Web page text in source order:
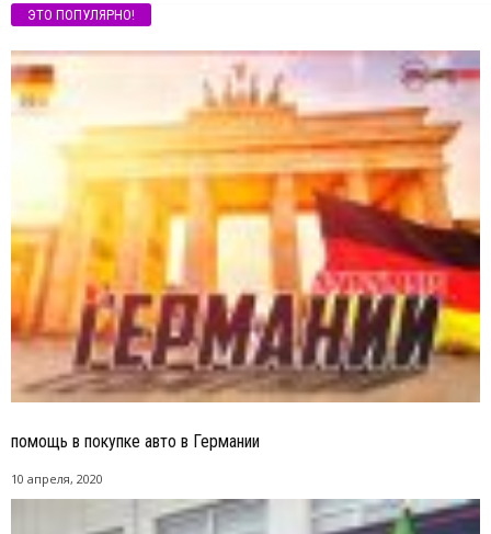
ЭТО ПОПУЛЯРНО!
помощь в покупке авто в Германии
10 апреля, 2020